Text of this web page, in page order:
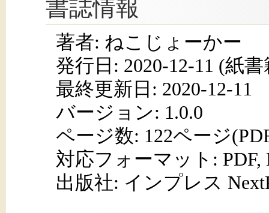
書誌情報
著者: ねこじょーかー
発行日: 2020-12-11 (紙書
最終更新日: 2020-12-11
バージョン: 1.0.0
ページ数: 122ページ
対応フォーマット: PDF,
出版社: インプレス